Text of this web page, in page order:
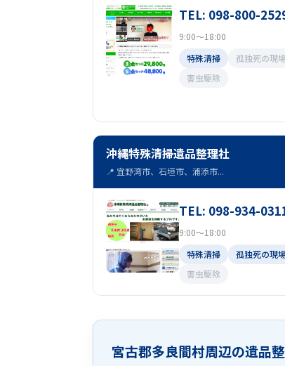
TEL: 098-800-
9:00～18:00
特殊清掃
孤独死の現場
害虫駆除
沖縄特殊清掃遺品整理社
📍 宜野湾市、石垣市、浦添市...
TEL: 098-934-
9:00～18:00
特殊清掃
孤独死の現
害虫駆除
宮古郡多良間村周辺の遺品